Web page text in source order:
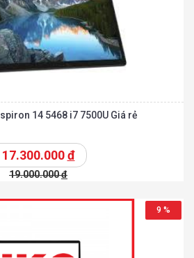
14 5468 i7 7500U Giá rẻ
17.300.000đ
19.000.000đ
9 %